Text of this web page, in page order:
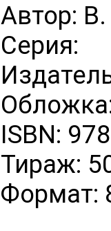
Автор:
Серия:
ISBN:
Тираж:
Формат: